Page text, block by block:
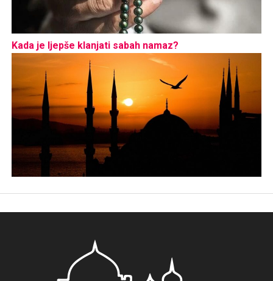
Kada je ljepše klanjati sabah namaz?